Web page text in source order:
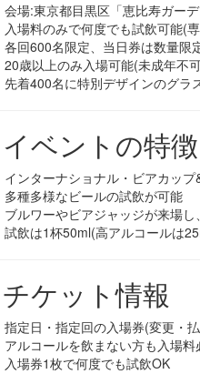
会場:東京都目黒区「恵比寿ガー
入場料のみで何度でも試飲可能(
各回600名限定、当日券は数量限
20歳以上のみ入場可能(未成年不
先着400名に特別デザインのグラ
ベントの特徴
インターナショナル・ビアカッ
多種多様なビールの試飲が可能
ブルワーやビアジャッジが来場
試飲は1杯50ml(高アルコールは
ケット情報
指定日・指定回の入場券(変更・
アルコールを飲まない方も入場料
入場券1枚で何度でも試飲OK